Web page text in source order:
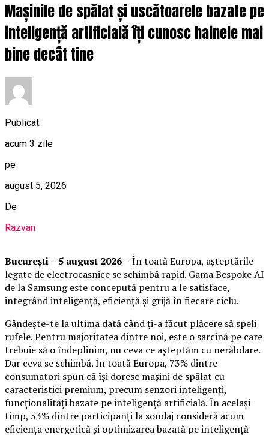
Mașinile de spălat și uscătoarele bazate pe
inteligență artificială îți cunosc hainele mai
bine decât tine
Publicat
acum 3 zile
pe
august 5, 2026
De
Razvan
București – 5 august 2026 – În toată Europa, așteptările
legate de electrocasnice se schimbă rapid. Gama Bespoke AI
de la Samsung este concepută pentru a le satisface,
integrând inteligență, eficiență și grijă în fiecare ciclu.
Gândește-te la ultima dată când ți-a făcut plăcere să speli
rufele. Pentru majoritatea dintre noi, este o sarcină pe care
trebuie să o îndeplinim, nu ceva ce așteptăm cu nerăbdare.
Dar ceva se schimbă. În toată Europa, 73% dintre
consumatori spun că își doresc mașini de spălat cu
caracteristici premium, precum senzori inteligenți,
funcționalități bazate pe inteligență artificială. În același
timp, 53% dintre participanți la sondaj consideră acum
eficiența energetică și optimizarea bazată pe inteligență